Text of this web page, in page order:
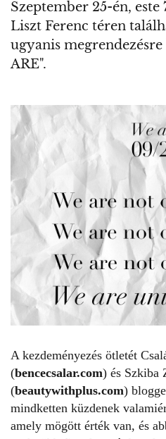
Szeptember 25-én,
Liszt Ferenc téren
ugyanis
ARE".
A kezdeményezés ötletét
(bencecsalar.com) és Szkiba
(beautywithplus.com)
mindketten küzdenek
amely mögött érték van, és